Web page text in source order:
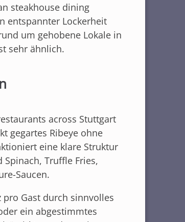
steakhouse dining
entspannter Lockerheit
um gehobene Lokale in
sehr ähnlich.
across Stuttgart
gegartes Ribeye ohne
eine klare Struktur
Spinach, Truffle Fries,
Saucen.
pro Gast durch sinnvolles
ein abgestimmtes